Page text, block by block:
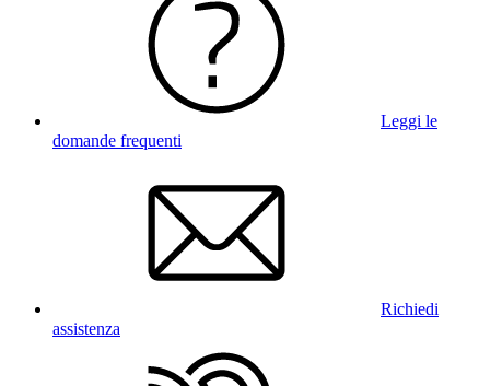
Leggi le
domande frequenti
Richiedi
assistenza